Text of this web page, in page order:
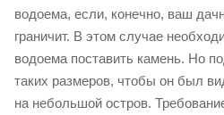
водоема, если, конечно, ваш
граничит. В этом случае
водоема поставить камень. Но
таких размеров, чтобы он был
на небольшой остров.